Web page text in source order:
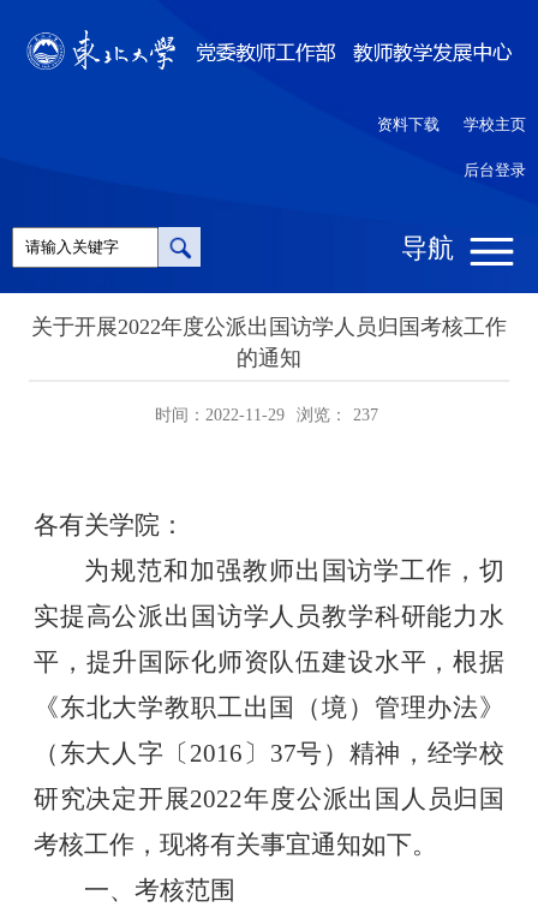
学校主页
后台登录
资料下载
导航
关于开展2022年度公派出国访学人员归国考核工作
的通知
时间：2022-11-29 浏览： 237
各有关学院：
为规范和加强教师出国访学工作，切
实提高公派出国访学人员教学科研能力水
平，提升国际化师资队伍建设水平，根据
《东北大学教职工出国（境）管理办法》
（东大人字〔 2016 〕 37号）精神，经学校
研究决定开展2022年度公派出国人员归国
考核工作，现将有关事宜通知如下。
一、考核范围